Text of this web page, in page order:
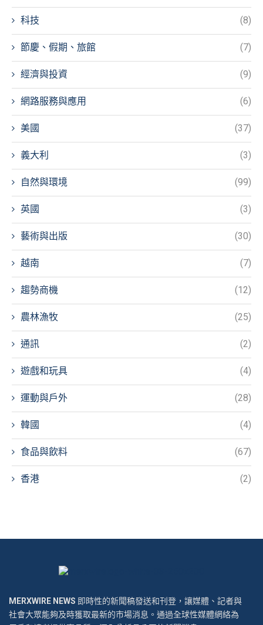
科技 (8)
節慶、假期、旅館 (7)
經濟與投資 (9)
網路服務與應用 (6)
美國 (37)
義大利 (3)
自然與環境 (99)
英國 (3)
藝術與出版 (30)
越南 (7)
趨勢商機 (12)
農林漁牧 (25)
通訊 (2)
遊戲和玩具 (4)
運動與戶外 (28)
韓國 (4)
食品與飲料 (67)
香港 (2)
MERXWIRE NEWS 即時性的新聞稿發送和刊登，讓媒體、記者與
社會大眾能夠及時獲取最新的市場消息。通過全球性媒體網絡為